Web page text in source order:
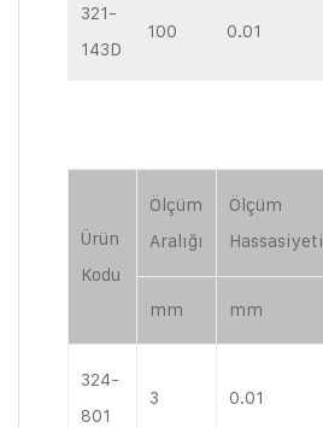
321-
143D
100 0.01
Ürün
Kodu
Ölçüm
Aralığı
Ölçüm
Hassasiyeti
mm mm
324-
801
3 0.01